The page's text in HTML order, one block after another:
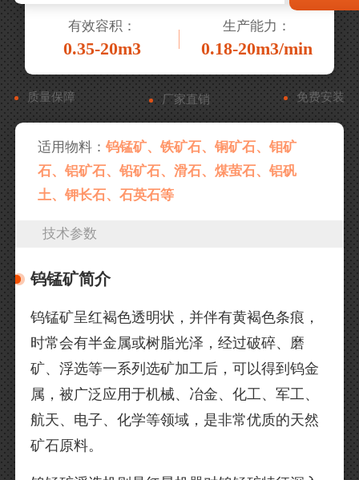
有效容积：
0.35-20m3
生产能力：
0.18-20m3/min
质量保障 厂家直销 免费安装
适用物料：钨锰矿、铁矿石、铜矿石、钼矿
石、铝矿石、铅矿石、滑石、煤萤石、铝矾
土、钾长石、石英石等
技术参数
钨锰矿简介
钨锰矿呈红褐色透明状，并伴有黄褐色条痕，
时常会有半金属或树脂光泽，经过破碎、磨
矿、浮选等一系列选矿加工后，可以得到钨金
属，被广泛应用于机械、冶金、化工、军工、
航天、电子、化学等领域，是非常优质的天然
矿石原料。